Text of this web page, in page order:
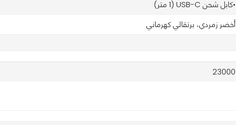
•كابل شحن USB-C ‏(1 متر)
أخضر زمردي، برتقالي كهرماني
23000